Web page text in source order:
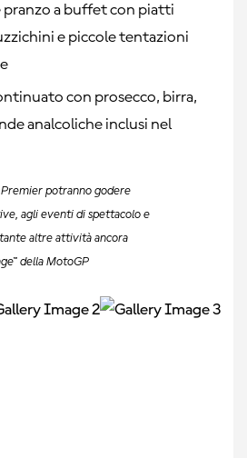
pranzo a buffet con piatti
e piccole tentazioni
con prosecco, birra,
analcoliche inclusi nel
potranno godere
agli eventi di spettacolo e
altre attività ancora
della MotoGP